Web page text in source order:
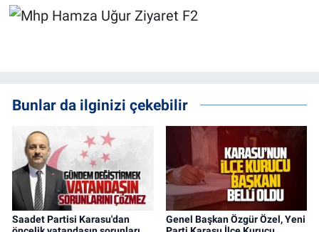
Bunlar da ilginizi çekebilir
Saadet Partisi Karasu'dan
Genel Başkan Özgür Özel, Yeni